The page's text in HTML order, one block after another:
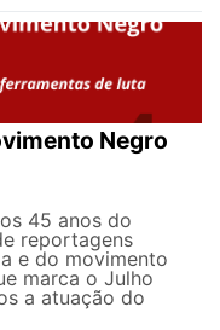
Negro
45 anos do
reportagens
e do movimento
marca o Julho
a atuação do